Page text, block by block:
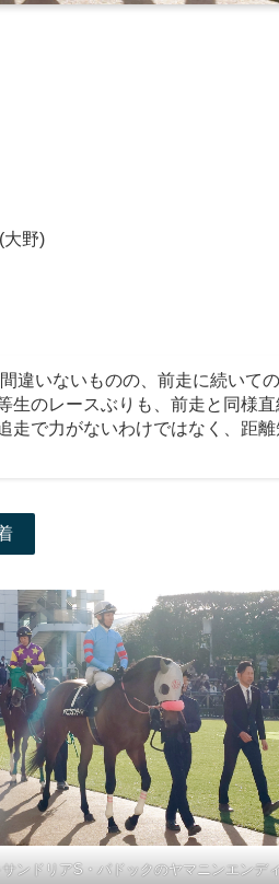
野)
違いないものの、前走に続いて
生のレースぶりも、前走と同様直
で力がないわけではなく、距離
サンドリアS・パドックのヤマニンエンデ